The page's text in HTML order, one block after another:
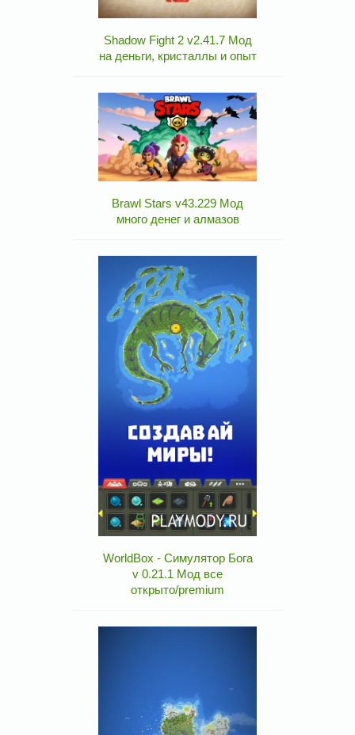
Shadow Fight 2 v2.41.7 Мод
на деньги, кристаллы и опыт
Brawl Stars v43.229 Мод
много денег и алмазов
WorldBox - Симулятор Бога
v 0.21.1 Мод все
открыто/premium